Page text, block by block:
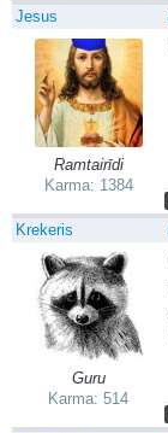
Jesus
Ramtairīdi
Karma: 1384
Krekeris
Guru
Karma: 514